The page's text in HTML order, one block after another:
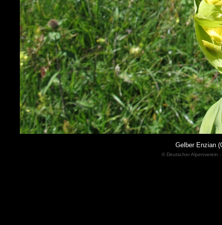
Gelber Enzian
© Deutscher Alpenverein